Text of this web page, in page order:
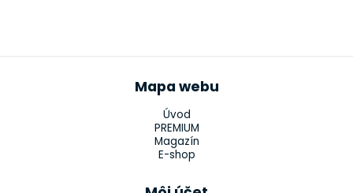
Mapa webu
Úvod
PREMIUM
Magazín
E-shop